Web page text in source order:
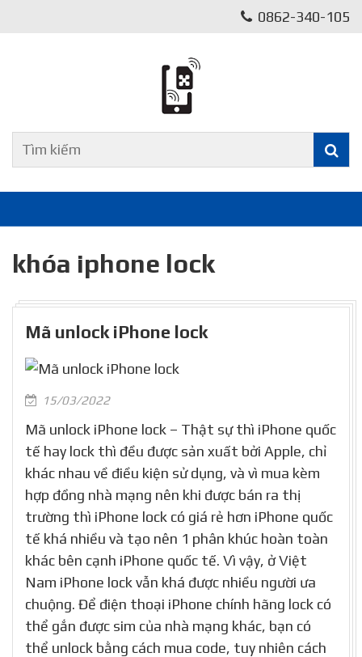
0862-340-105
khóa iphone lock
Mã unlock iPhone lock
15/03/2022
Mã unlock iPhone lock – Thật sự thì iPhone quốc
tế hay lock thì đều được sản xuất bởi Apple, chỉ
khác nhau về điều kiện sử dụng, và vì mua kèm
hợp đồng nhà mạng nên khi được bán ra thị
trường thì iPhone lock có giá rẻ hơn iPhone quốc
tế khá nhiều và tạo nên 1 phân khúc hoàn toàn
khác bên cạnh iPhone quốc tế. Vì vậy, ở Việt
Nam iPhone lock vẫn khá được nhiều người ưa
chuộng. Để điện thoại iPhone chính hãng lock có
thể gắn được sim của nhà mạng khác, bạn có
thể unlock bằng cách mua code, tuy nhiên cách